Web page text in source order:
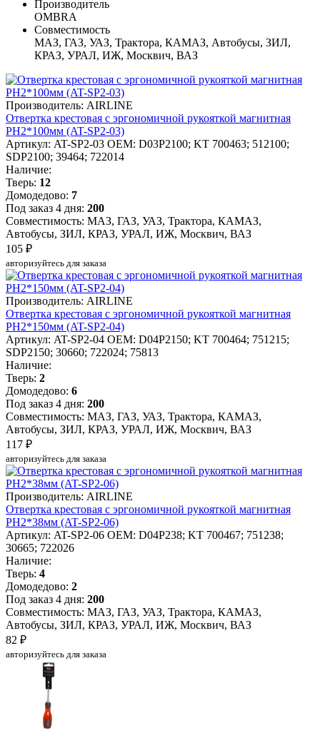
Производитель
OMBRA
Совместимость
МАЗ, ГАЗ, УАЗ, Трактора, КАМАЗ, Автобусы, ЗИЛ,
КРАЗ, УРАЛ, ИЖ, Москвич, ВАЗ
Производитель: AIRLINE
Отвертка крестовая с эргономичной рукояткой магнитная
PH2*100мм (AT-SP2-03)
Артикул: AT-SP2-03 OEM: D03P2100; KT 700463; 512100;
SDP2100; 39464; 722014
Наличие:
Тверь: 12
Домодедово: 7
Под заказ 4 дня: 200
Совместимость: МАЗ, ГАЗ, УАЗ, Трактора, КАМАЗ,
Автобусы, ЗИЛ, КРАЗ, УРАЛ, ИЖ, Москвич, ВАЗ
105 ₽
авторизуйтесь для заказа
Производитель: AIRLINE
Отвертка крестовая с эргономичной рукояткой магнитная
PH2*150мм (AT-SP2-04)
Артикул: AT-SP2-04 OEM: D04P2150; KT 700464; 751215;
SDP2150; 30660; 722024; 75813
Наличие:
Тверь: 2
Домодедово: 6
Под заказ 4 дня: 200
Совместимость: МАЗ, ГАЗ, УАЗ, Трактора, КАМАЗ,
Автобусы, ЗИЛ, КРАЗ, УРАЛ, ИЖ, Москвич, ВАЗ
117 ₽
авторизуйтесь для заказа
Производитель: AIRLINE
Отвертка крестовая с эргономичной рукояткой магнитная
PH2*38мм (AT-SP2-06)
Артикул: AT-SP2-06 OEM: D04P238; KT 700467; 751238;
30665; 722026
Наличие:
Тверь: 4
Домодедово: 2
Под заказ 4 дня: 200
Совместимость: МАЗ, ГАЗ, УАЗ, Трактора, КАМАЗ,
Автобусы, ЗИЛ, КРАЗ, УРАЛ, ИЖ, Москвич, ВАЗ
82 ₽
авторизуйтесь для заказа